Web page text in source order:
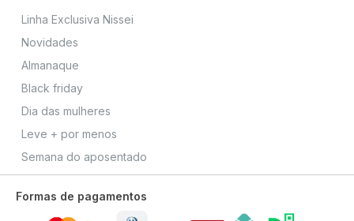
Linha Exclusiva Nissei
Novidades
Almanaque
Black friday
Dia das mulheres
Leve + por menos
Semana do aposentado
Formas de pagamentos